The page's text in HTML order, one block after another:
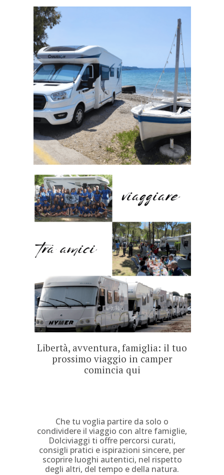
Libertà, avventura, famiglia: il tuo
prossimo viaggio in camper
comincia qui
Che tu voglia partire da solo o
condividere il viaggio con altre famiglie,
Dolciviaggi ti offre percorsi curati,
consigli pratici e ispirazioni sincere, per
scoprire luoghi autentici, nel rispetto
degli altri, del tempo e della natura.